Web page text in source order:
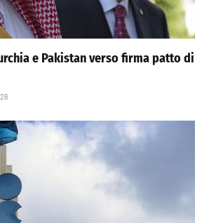
e Pakistan verso firma patto di